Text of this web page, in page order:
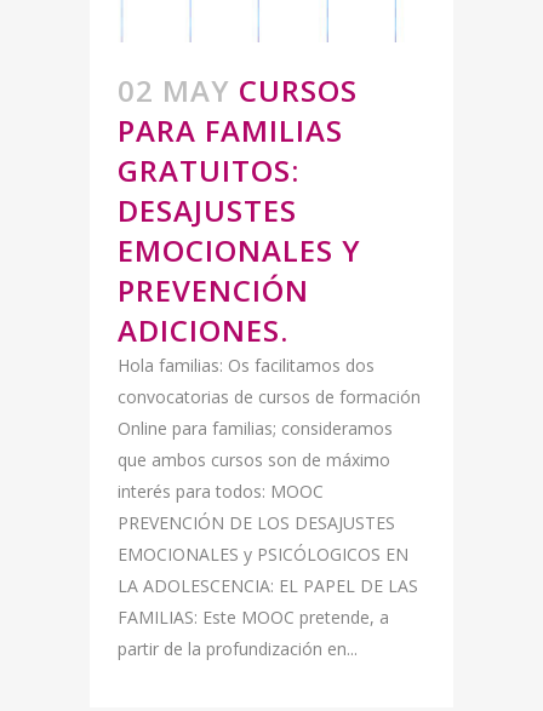
02 MAY CURSOS
PARA FAMILIAS
GRATUITOS:
DESAJUSTES
EMOCIONALES Y
PREVENCIÓN
ADICIONES.
Hola familias: Os facilitamos dos
convocatorias de cursos de formación
Online para familias; consideramos
que ambos cursos son de máximo
interés para todos: MOOC
PREVENCIÓN DE LOS DESAJUSTES
EMOCIONALES y PSICÓLOGICOS EN
LA ADOLESCENCIA: EL PAPEL DE LAS
FAMILIAS: Este MOOC pretende, a
partir de la profundización en...